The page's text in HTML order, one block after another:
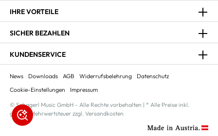
IHRE VORTEILE
SICHER BEZAHLEN
KUNDENSERVICE
News Downloads AGB Widerrufsbelehrung
Datenschutz
Cookie-Einstellungen
Impressum
© Schagerl Music GmbH - Alle Rechte vorbehalten | * Alle Preise inkl.
gesetzl. Mehrwertsteuer zzgl. Versandkosten